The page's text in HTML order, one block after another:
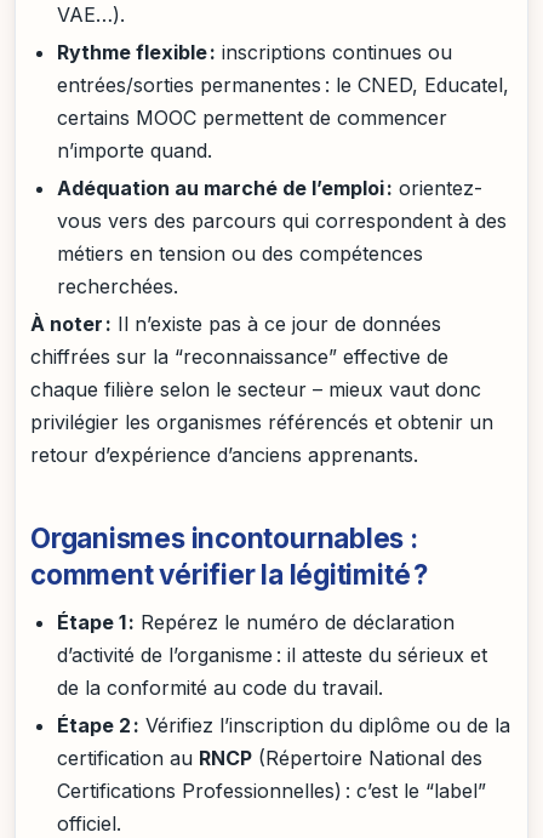
VAE…).
Rythme flexible : inscriptions continues ou
entrées/sorties permanentes : le CNED, Educatel,
certains MOOC permettent de commencer
n’importe quand.
Adéquation au marché de l’emploi : orientez-
vous vers des parcours qui correspondent à des
métiers en tension ou des compétences
recherchées.
À noter : Il n’existe pas à ce jour de données
chiffrées sur la “reconnaissance” effective de
chaque filière selon le secteur – mieux vaut donc
privilégier les organismes référencés et obtenir un
retour d’expérience d’anciens apprenants.
Organismes incontournables :
comment vérifier la légitimité ?
Étape 1 : Repérez le numéro de déclaration
d’activité de l’organisme : il atteste du sérieux et
de la conformité au code du travail.
Étape 2 : Vérifiez l’inscription du diplôme ou de la
certification au RNCP (Répertoire National des
Certifications Professionnelles) : c’est le “label”
officiel.